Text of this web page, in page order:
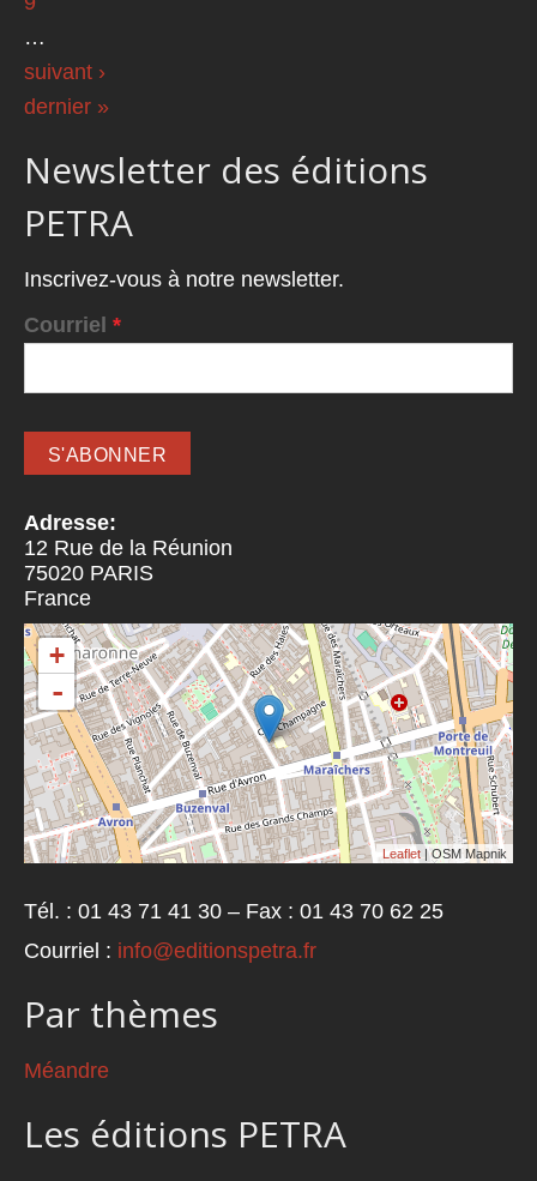
…
suivant ›
dernier »
Newsletter des éditions
PETRA
Inscrivez-vous à notre newsletter.
Courriel *
Adresse:
12 Rue de la Réunion
75020 PARIS
France
+
-
Leaflet | OSM Mapnik
Tél. : 01 43 71 41 30 – Fax : 01 43 70 62 25
Courriel : info@editionspetra.fr
Par thèmes
Méandre
Les éditions PETRA